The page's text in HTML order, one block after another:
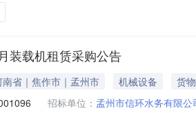
装载机租赁采购公告
南省｜焦作市｜孟州市 机械设备
货物
招标单位： 孟州市信环水务有限公